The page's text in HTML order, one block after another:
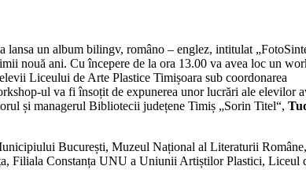
un album bilingv, româno – englez, intitulat
nouă ani. Cu începere de la ora 13.00 va avea loc un
Liceului de Arte Plastice Timișoara sub coordonarea
ul va fi însoțit de expunerea unor lucrări ale elevilor
și managerul Bibliotecii județene Timiș „Sorin Titel“,
București, Muzeul Național al Literaturii Române,
Filiala Constanța UNU a Uniunii Artiștilor Plastici, Liceul